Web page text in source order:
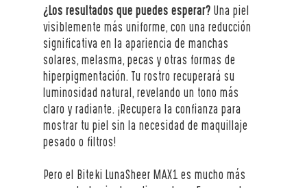
¿Los resultados que puedes esperar? Una piel
visiblemente más uniforme, con una reducción
significativa en la apariencia de manchas
solares, melasma, pecas y otras formas de
hiperpigmentación. Tu rostro recuperará su
luminosidad natural, revelando un tono más
claro y radiante. ¡Recupera la confianza para
mostrar tu piel sin la necesidad de maquillaje
pesado o filtros!
Pero el Biteki LunaSheer MAX1 es mucho más